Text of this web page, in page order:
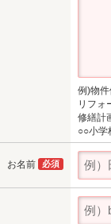
例)物
リフォ
修繕計
○○小学
お名前 必須